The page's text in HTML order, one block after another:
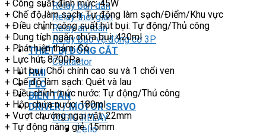
Relay bán dẫn
Relay thời gian
Relay an toàn
Relay bảo vệ động cơ 3P
THIẾT BỊ ĐÓNG CẮT
Contactor
HMI
PLC
BIẾN TẦN
DRIVER / MOTOR SERVO
LOGIC RELAY
Zelio
+ Công suất định mức: 45W
+ Chế độ làm sạch: Tự động làm sạch/Điểm/Khu vực
+ Điều chỉnh công suất hút bụi: Tự động/Thủ công
+ Dung tích ngăn chứa bụi: 420ml
+ Phát hiện thảm: Có
+ Lực hút: 8700Pa
+ Hút bụi: Chổi chính cao su và 1 chổi ven
+ Chế độ làm sạch: Quét và lau
+ Điều chỉnh mức nước: Tự động/Thủ công
+ Hộp chứa nước: 180ml
+ Vượt chướng ngại vật: 22mm
+ Tự động nâng giẻ: 15mm